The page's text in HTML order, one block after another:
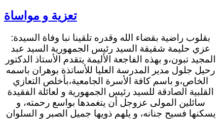
تعزية و مواساة
بقلوب راضية بقضاء الله وقدره تلقينا نبا وفاة السيدة:
عزي حليمة شقيقة السيد رئيس الجمهورية السيد عبد
المجيد تبون،و بهذه الفاجعة الأليمة يتقدم الأستاذ الدكتور
رحيل جلول مدير المدرسة العليا للأساتذة بوهران باسمه
الخاص،و باسم كافة الأسرة الجامعية،بأخلص التعازي
القلبية الصادقة للسيد رئيس الجمهورية و لعائلة الفقيدة
سائلين المولى عزوجل أن يتغمدها بواسع رحمته، و
يسكنها فسيح جنانه، و يلهم ذويها جميل الصبر و السلوان